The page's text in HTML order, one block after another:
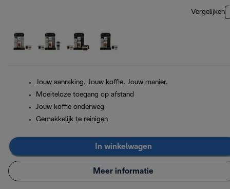
Vergelijken
Jouw aanraking. Jouw koffie. Jouw manier.
Moeiteloze toegang op afstand
Jouw koffie onderweg
Gemakkelijk te reinigen
In winkelwagen
Meer informatie